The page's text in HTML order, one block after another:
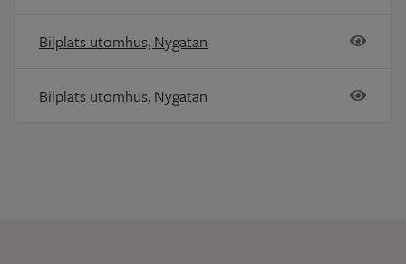
Bilplats utomhus, Nygatan
Bilplats utomhus, Nygatan